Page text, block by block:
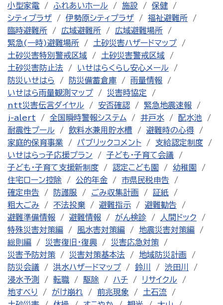
小型家電 ふれあいホール 施設
保健
シティプラザ
伊勢原シティプラザ
福祉避難所
臨時避難所
広域避難所
広域避難場所
緊急(一時)避難場所
土砂災害ハザードマップ
土砂災害特別警戒区域
土砂災害警戒区域
土砂災害防止法
いせはらくらし安心メール
防災いせはら
防災備蓄倉庫
雨量情報
いせはら雨量観測マップ
災害時協定
ntt災害伝言ダイヤル
安否確認
緊急地震速報
j-alert
全国瞬時警報システム 井戸水
配水池
耐震性プール
飲料水兼用貯水槽
避難時の心得
家庭的保育事業
パブリックコメント
支給認定制度
いせはらっ子応援プラン
子ども・子育て会議
子ども・子育て支援新制度
認定こども園
幼稚園
住宅ローン控除
公的年金
市県民税申告
確定申告
防護服 ごみ収集計画
証紙
粗大ごみ
不法投棄 避難指示
避難勧告
避難準備情報
避難情報 がん検診
人間ドック
特殊災害対策編
風水害対策編
地震災害対策編
総則編
災害復旧・復興
災害応急対策
災害予防対策
災害対策基本法
地域防災計画
防災会議
洪水ハザードマップ 鈴川
渋田川
浸水予測
転職 駆除 ハチ
リサイクル
地すべり
がけ崩れ 前兆現象
土石流